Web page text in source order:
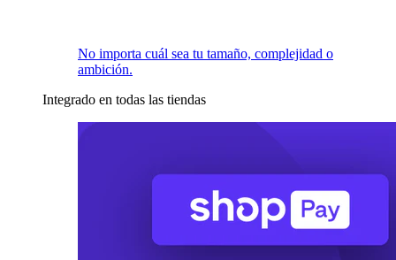
No importa cuál sea tu tamaño, complejidad o
ambición.
Integrado en todas las tiendas